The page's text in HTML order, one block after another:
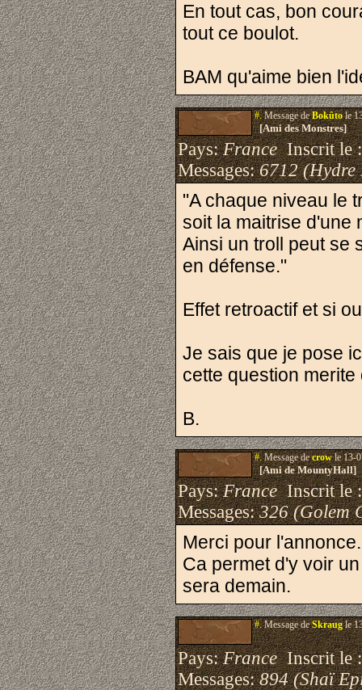
En tout cas, bon
tout ce boulot.
BAM qu'aime bien
#.Message deBokûtole
[Ami des Monstres]
Pays:FranceInscrit le
Messages:6712 (Hydre
"A chaque niveau le
soit la maitrise d'une
Ainsi un troll peut se
en défense."
Effet retroactif et si
Je sais que je pose
cette question
B.
#.Message decrowle 13-
[Ami de MountyHall]
Pays:FranceInscrit le
Messages:326 (Golem
Merci pour l'annonce.
Ca permet d'y voir
sera demain.
#.Message deSkraugle
Pays:FranceInscrit le
Messages:894 (Shaï